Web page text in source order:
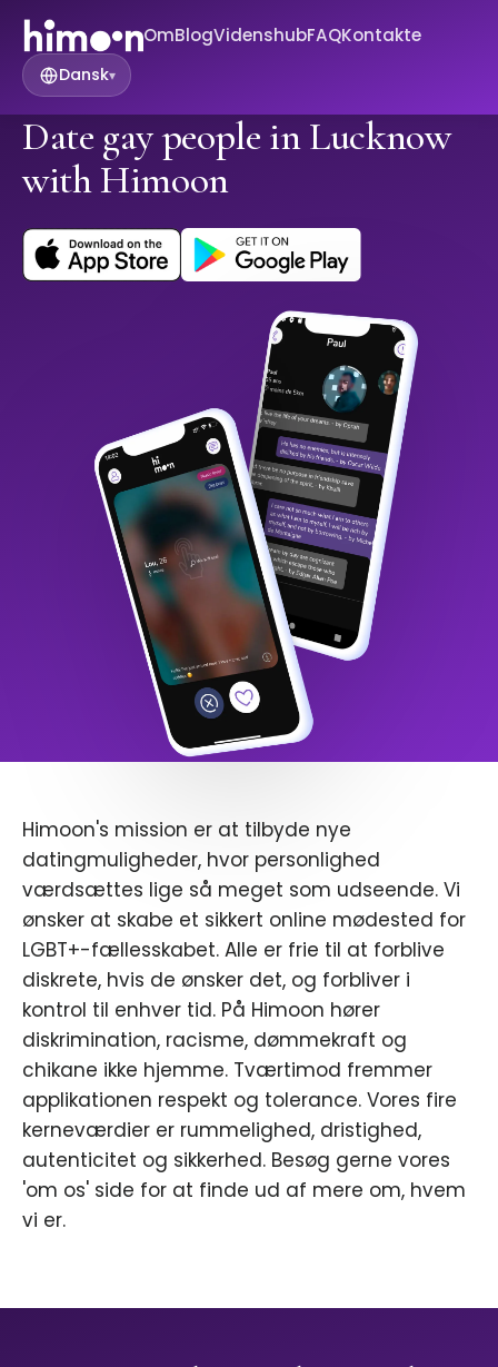
OmBlogVidenshubFAQKontakte
Dansk▾
Date gay people in Lucknow
with Himoon
Himoon's mission er at tilbyde nye
datingmuligheder, hvor personlighed
værdsættes lige så meget som udseende. Vi
ønsker at skabe et sikkert online mødested for
LGBT+-fællesskabet. Alle er frie til at forblive
diskrete, hvis de ønsker det, og forbliver i
kontrol til enhver tid. På Himoon hører
diskrimination, racisme, dømmekraft og
chikane ikke hjemme. Tværtimod fremmer
applikationen respekt og tolerance. Vores fire
kerneværdier er rummelighed, dristighed,
autenticitet og sikkerhed. Besøg gerne vores
'om os' side for at finde ud af mere om, hvem
vi er.